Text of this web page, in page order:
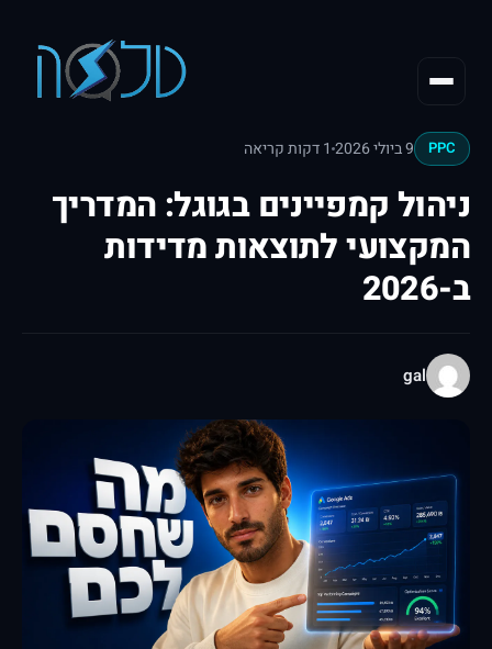
PPC 9 ביולי 2026 1 דקות קריאה
ניהול קמפיינים בגוגל: המדריך
המקצועי לתוצאות מדידות
ב-2026
gal